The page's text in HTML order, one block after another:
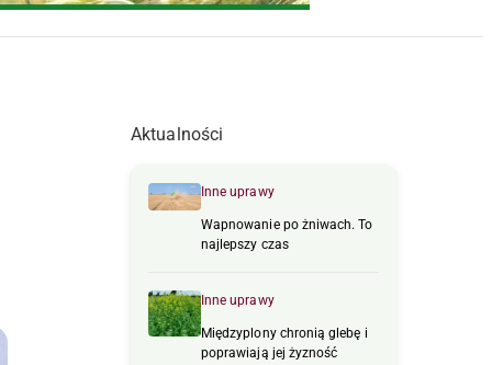
Aktualności
Inne uprawy
Wapnowanie po żniwach. To
najlepszy czas
Inne uprawy
Międzyplony chronią glebę i
poprawiają jej żyzność